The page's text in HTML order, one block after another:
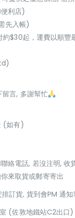
利店)
先入帳)
$30起，運費以順豐
言, 多謝幫忙
(如有)
絡電話, 若沒注明, 收
來取貨或郵寄寄出
訂貨, 貨到會PM 通
(佐敦地鐵站C2出口)